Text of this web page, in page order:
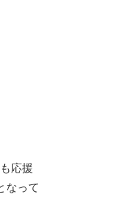
応援
なって